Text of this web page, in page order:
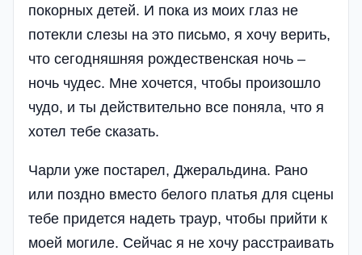
покорных детей. И пока из моих глаз не
потекли слезы на это письмо, я хочу верить,
что сегодняшняя рождественская ночь –
ночь чудес. Мне хочется, чтобы произошло
чудо, и ты действительно все поняла, что я
хотел тебе сказать.
Чарли уже постарел, Джеральдина. Рано
или поздно вместо белого платья для сцены
тебе придется надеть траур, чтобы прийти к
моей могиле. Сейчас я не хочу расстраивать